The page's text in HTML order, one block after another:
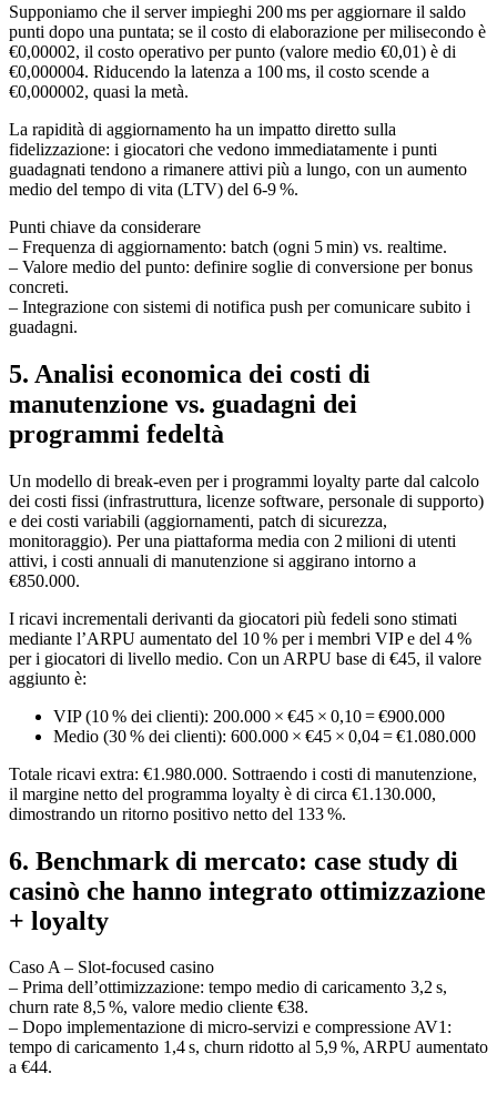
Supponiamo che il server impieghi 200 ms per aggiornare il saldo
punti dopo una puntata; se il costo di elaborazione per milisecondo è
€0,00002, il costo operativo per punto (valore medio €0,01) è di
€0,000004. Riducendo la latenza a 100 ms, il costo scende a
€0,000002, quasi la metà.
La rapidità di aggiornamento ha un impatto diretto sulla
fidelizzazione: i giocatori che vedono immediatamente i punti
guadagnati tendono a rimanere attivi più a lungo, con un aumento
medio del tempo di vita (LTV) del 6‑9 %.
Punti chiave da considerare
– Frequenza di aggiornamento: batch (ogni 5 min) vs. realtime.
– Valore medio del punto: definire soglie di conversione per bonus
concreti.
– Integrazione con sistemi di notifica push per comunicare subito i
guadagni.
5. Analisi economica dei costi di
manutenzione vs. guadagni dei
programmi fedeltà
Un modello di break‑even per i programmi loyalty parte dal calcolo
dei costi fissi (infrastruttura, licenze software, personale di supporto)
e dei costi variabili (aggiornamenti, patch di sicurezza,
monitoraggio). Per una piattaforma media con 2 milioni di utenti
attivi, i costi annuali di manutenzione si aggirano intorno a
€850.000.
I ricavi incrementali derivanti da giocatori più fedeli sono stimati
mediante l’ARPU aumentato del 10 % per i membri VIP e del 4 %
per i giocatori di livello medio. Con un ARPU base di €45, il valore
aggiunto è:
VIP (10 % dei clienti): 200.000 × €45 × 0,10 = €900.000
Medio (30 % dei clienti): 600.000 × €45 × 0,04 = €1.080.000
Totale ricavi extra: €1.980.000. Sottraendo i costi di manutenzione,
il margine netto del programma loyalty è di circa €1.130.000,
dimostrando un ritorno positivo netto del 133 %.
6. Benchmark di mercato: case study di
casinò che hanno integrato ottimizzazione
+ loyalty
Caso A – Slot‑focused casino
– Prima dell’ottimizzazione: tempo medio di caricamento 3,2 s,
churn rate 8,5 %, valore medio cliente €38.
– Dopo implementazione di micro‑servizi e compressione AV1:
tempo di caricamento 1,4 s, churn ridotto al 5,9 %, ARPU aumentato
a €44.